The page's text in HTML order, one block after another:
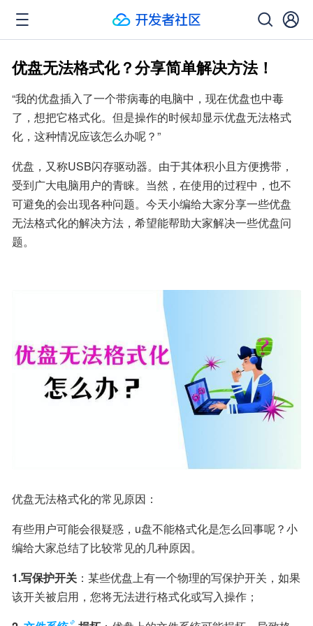
优盘无法格式化？分享简单解决方法！
“我的优盘插入了一个带病毒的电脑中，现在优盘也中毒
了，想把它格式化。但是操作的时候却显示优盘无法格式
化，这种情况应该怎么办呢？”
优盘，又称USB闪存驱动器。由于其体积小且方便携带，
受到广大电脑用户的青睐。当然，在使用的过程中，也不
可避免的会出现各种问题。今天小编给大家分享一些优盘
无法格式化的解决方法，希望能帮助大家解决一些优盘问
题。
优盘无法格式化的常见原因：
有些用户可能会很疑惑，u盘不能格式化是怎么回事呢？小
编给大家总结了比较常见的几种原因。
1.写保护开关 ：某些优盘上有一个物理的写保护开关，如果
该开关被启用，您将无法进行格式化或写入操作；